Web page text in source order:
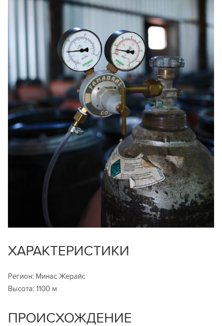
ХАРАКТЕРИСТИКИ
Регион: Минас Жерайс
Высота: 1100 м
ПРОИСХОЖДЕНИЕ